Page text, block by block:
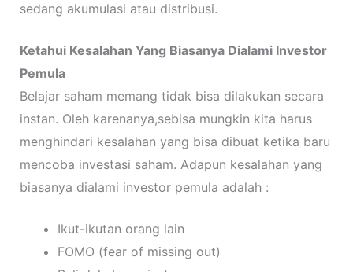
sedang akumulasi atau distribusi.
Ketahui Kesalahan Yang Biasanya Dialami Investor
Pemula
Belajar saham memang tidak bisa dilakukan secara
instan. Oleh karenanya,sebisa mungkin kita harus
menghindari kesalahan yang bisa dibuat ketika baru
mencoba investasi saham. Adapun kesalahan yang
biasanya dialami investor pemula adalah :
Ikut-ikutan orang lain
FOMO (fear of missing out)